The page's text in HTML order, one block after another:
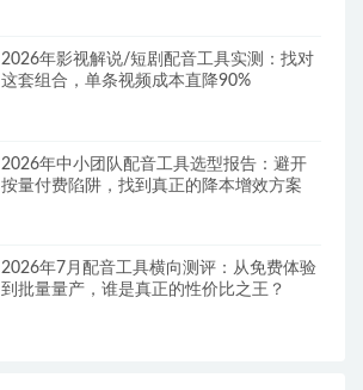
2026年影视解说/短剧配音工具实测：找对
这套组合，单条视频成本直降90%
2026年中小团队配音工具选型报告：避开
按量付费陷阱，找到真正的降本增效方案
2026年7月配音工具横向测评：从免费体验
到批量量产，谁是真正的性价比之王？